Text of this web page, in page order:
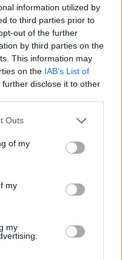
information utilized by
to third parties prior to
out of the further
by third parties on the
This information may
on the IAB’s List of
further disclose it to other
one or more Google
You may click to
its third-party tags to
in below Google
Outs
of my
my
my
szerint Emir
a
oszétiaiak
történteket. A
filmrendező
a háború után
területre.
filmipar